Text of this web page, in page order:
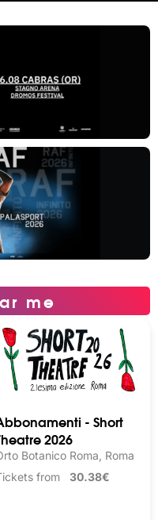
me
- Short
2026
Botanico Roma, Roma
from 30.38€